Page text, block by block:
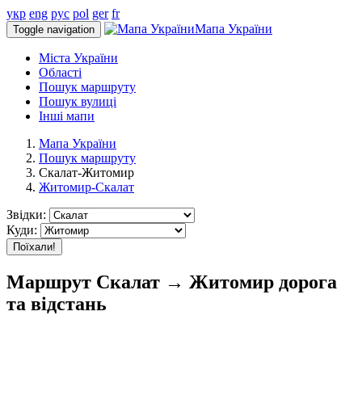
укр eng рус pol ger fr
Toggle navigation Мапа України
Міста України
Області
Пошук маршруту
Пошук вулиці
Інші мапи
Мапа України
Пошук маршруту
Скалат-Житомир
Житомир-Скалат
Звідки:
Куди:
Поїхали!
Маршрут Скалат → Житомир дорога
та відстань